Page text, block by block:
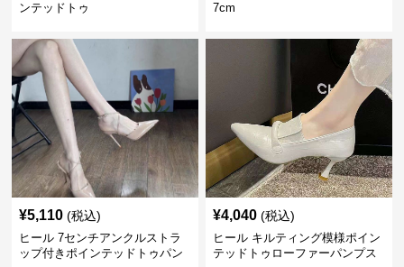
ンテッドトゥ
7cm
¥5,110 (税込)
ヒール 7センチアンクルストラ
ップ付きポインテッドトゥパン
¥4,040 (税込)
ヒール キルティング模様ポイン
テッドトゥローファーパンプス